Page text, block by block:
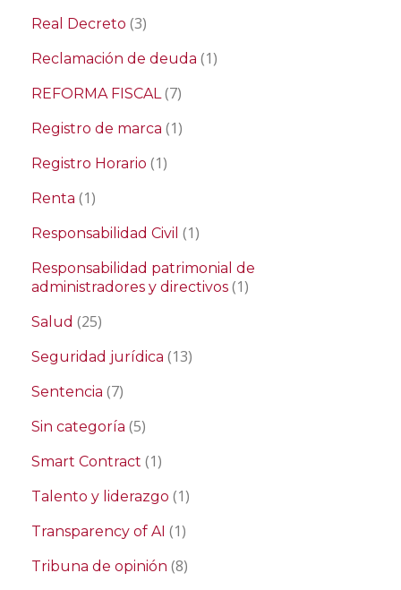
Real Decreto (3)
Reclamación de deuda (1)
REFORMA FISCAL(7)
Registro de marca (1)
Registro Horario (1)
Renta (1)
Responsabilidad Civil (1)
Responsabilidad patrimonial de
administradores y directivos (1)
Salud (25)
Seguridad jurídica (13)
Sentencia (7)
Sin categoría (5)
Smart Contract (1)
Talento y liderazgo (1)
Transparency of AI (1)
Tribuna de opinión (8)